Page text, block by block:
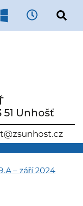
51 Unhošť
– září 2024